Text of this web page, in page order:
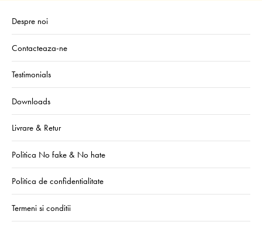
Despre noi
Contacteaza-ne
Testimonials
Downloads
Livrare & Retur
Politica No fake & No hate
Politica de confidentialitate
Termeni si conditii